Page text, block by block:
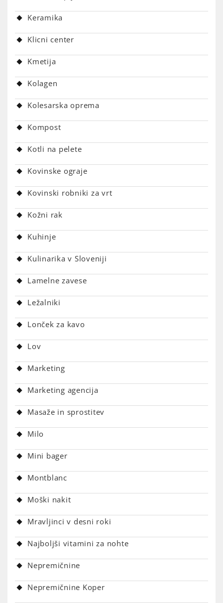
Keramika
Klicni center
Kmetija
Kolagen
Kolesarska oprema
Kompost
Kotli na pelete
Kovinske ograje
Kovinski robniki za vrt
Kožni rak
Kuhinje
Kulinarika v Sloveniji
Lamelne zavese
Ležalniki
Lonček za kavo
Lov
Marketing
Marketing agencija
Masaže in sprostitev
Milo
Mini bager
Montblanc
Moški nakit
Mravljinci v desni roki
Najboljši vitamini za nohte
Nepremičnine
Nepremičnine Koper